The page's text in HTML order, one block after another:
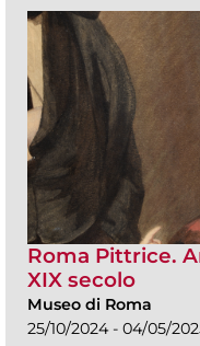
Roma Pittrice.
XIX secolo
Museo di Roma
25/10/2024 - 04/05/